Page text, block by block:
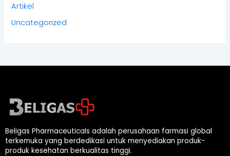
Artikel
Uncategorized
Beligas Pharmaceuticals adalah perusahaan farmasi global
terkemuka yang berdedikasi untuk menyediakan produk-
produk kesehatan berkualitas tinggi.